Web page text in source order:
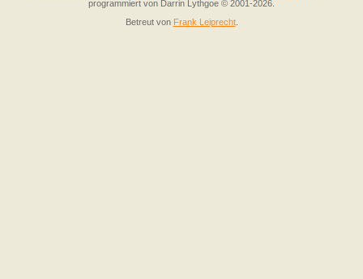
programmiert von Darrin Lythgoe © 2001-2026.
Betreut von Frank Leiprecht.